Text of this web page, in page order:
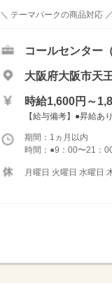
＼ テーマパークの商品対応
コールセンター
大阪府大阪市天
時給1,600円～
【給与備考】●昇給あ
期間：1ヵ月以内
時間：●9：00〜21：
月曜日 火曜日 水曜日